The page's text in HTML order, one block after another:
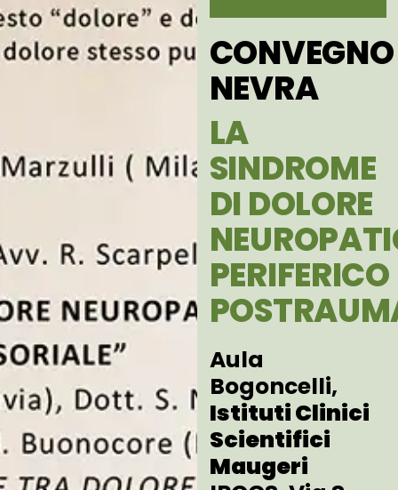
CONVEGNO
NEVRA
LA
SINDROME
DI DOLORE
PERIFERICO
Aula
Bogoncelli,
Istituti Clinici
Scientifici
Maugeri